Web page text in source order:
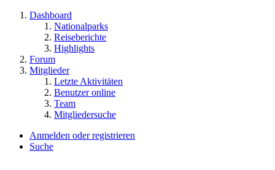
Dashboard
Nationalparks
Reiseberichte
Highlights
Forum
Mitglieder
Letzte Aktivitäten
Benutzer online
Team
Mitgliedersuche
Anmelden oder registrieren
Suche